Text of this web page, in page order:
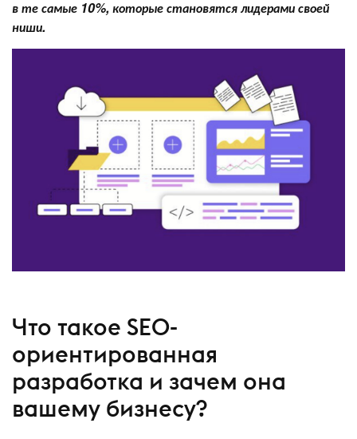
в те самые 10%, которые становятся лидерами своей
ниши.
Что такое SEO-
ориентированная
разработка и зачем она
вашему бизнесу?